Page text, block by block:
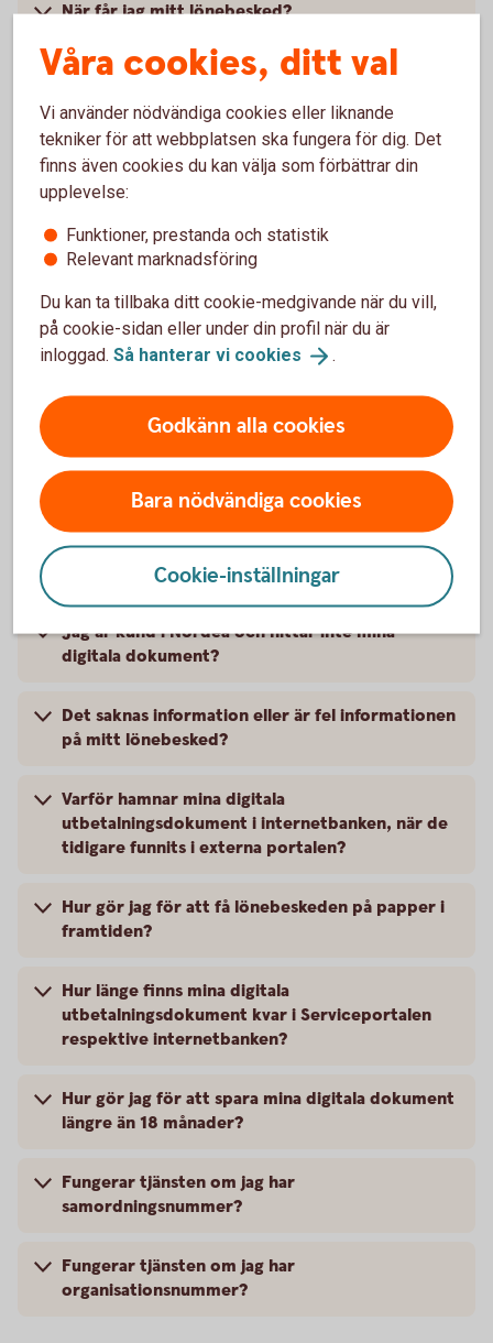
När får jag mitt lönebesked?
Jag kan inte logga in i Serviceportalen. Vad kan
Kan jag se mitt lönebesked i internetbanken?
utbetalningsdokument?
Behöver jag bli kund hos er för att kunna se
dokumenten?
Kan ni e-posta de digitala
utbetalningsdokumenten?
Hur får jag tag på digitala utbetalningsdokument
som är äldre än 18 månader?
Jag är kund i Nordea och hittar inte mina
digitala dokument?
Det saknas information eller är fel informationen
på mitt lönebesked?
Varför hamnar mina digitala
utbetalningsdokument i internetbanken, när de
tidigare funnits i externa portalen?
Hur gör jag för att få lönebeskeden på papper i
framtiden?
Hur länge finns mina digitala
utbetalningsdokument kvar i Serviceportalen
respektive internetbanken?
Hur gör jag för att spara mina digitala dokument
längre än 18 månader?
Fungerar tjänsten om jag har
samordningsnummer?
Fungerar tjänsten om jag har
organisationsnummer?
Våra cookies, ditt val
Vi använder nödvändiga cookies eller liknande
tekniker för att webbplatsen ska fungera för dig. Det
finns även cookies du kan välja som förbättrar din
upplevelse:
Funktioner, prestanda och statistik
Relevant marknadsföring
Du kan ta tillbaka ditt cookie-medgivande när du vill,
på cookie-sidan eller under din profil när du är
inloggad. Så hanterar vi cookies .
Godkänn alla cookies
Bara nödvändiga cookies
Cookie-inställningar